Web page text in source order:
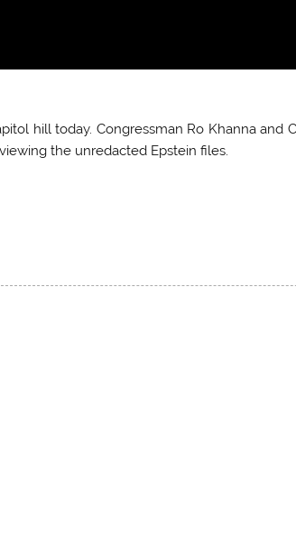
hill today. Congressman Ro Khanna and
the unredacted Epstein files.